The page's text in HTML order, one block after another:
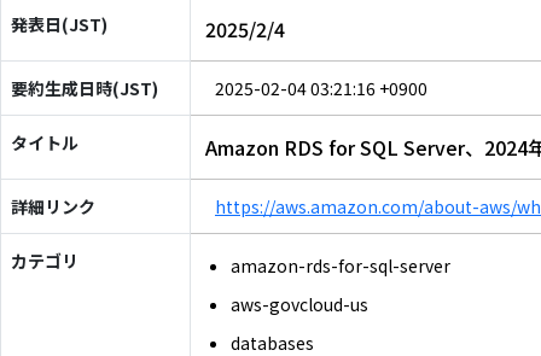
発表日(JST) 2025/2/4
要約生成日時(JST) 2025-02-04 03:21:16 +0900
タイトル Amazon RDS for SQL Server、2024
詳細リンク https://aws.amazon.com/about-aws/
カテゴリ
amazon-rds-for-sql-server
aws-govcloud-us
databases